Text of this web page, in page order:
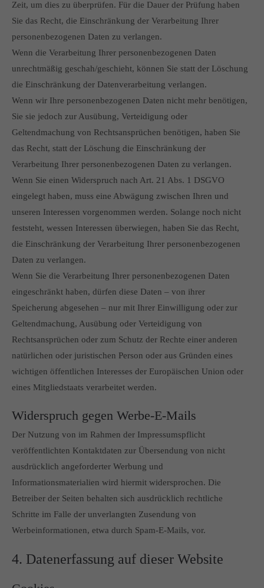
Zeit, um dies zu überprüfen. Für die Dauer der Prüfung haben
Sie das Recht, die Einschränkung der Verarbeitung Ihrer
personenbezogenen Daten zu verlangen.
Wenn die Verarbeitung Ihrer personenbezogenen Daten
unrechtmäßig geschah/geschieht, können Sie statt der Löschung
die Einschränkung der Datenverarbeitung verlangen.
Wenn wir Ihre personenbezogenen Daten nicht mehr benötigen,
Sie sie jedoch zur Ausübung, Verteidigung oder
Geltendmachung von Rechtsansprüchen benötigen, haben Sie
das Recht, statt der Löschung die Einschränkung der
Verarbeitung Ihrer personenbezogenen Daten zu verlangen.
Wenn Sie einen Widerspruch nach Art. 21 Abs. 1 DSGVO
eingelegt haben, muss eine Abwägung zwischen Ihren und
unseren Interessen vorgenommen werden. Solange noch nicht
feststeht, wessen Interessen überwiegen, haben Sie das Recht,
die Einschränkung der Verarbeitung Ihrer personenbezogenen
Daten zu verlangen.
Wenn Sie die Verarbeitung Ihrer personenbezogenen Daten
eingeschränkt haben, dürfen diese Daten – von ihrer
Speicherung abgesehen – nur mit Ihrer Einwilligung oder zur
Geltendmachung, Ausübung oder Verteidigung von
Rechtsansprüchen oder zum Schutz der Rechte einer anderen
natürlichen oder juristischen Person oder aus Gründen eines
wichtigen öffentlichen Interesses der Europäischen Union oder
eines Mitgliedstaats verarbeitet werden.
Widerspruch gegen Werbe-E-Mails
Der Nutzung von im Rahmen der Impressumspflicht
veröffentlichten Kontaktdaten zur Übersendung von nicht
ausdrücklich angeforderter Werbung und
Informationsmaterialien wird hiermit widersprochen. Die
Betreiber der Seiten behalten sich ausdrücklich rechtliche
Schritte im Falle der unverlangten Zusendung von
Werbeinformationen, etwa durch Spam-E-Mails, vor.
4. Datenerfassung auf dieser Website